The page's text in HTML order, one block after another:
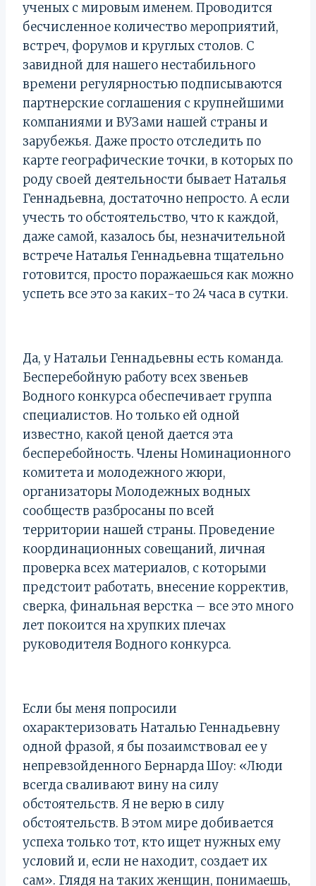
ученых с мировым именем. Проводится
бесчисленное количество мероприятий,
встреч, форумов и круглых столов. С
завидной для нашего нестабильного
времени регулярностью подписываются
партнерские соглашения с крупнейшими
компаниями и ВУЗами нашей страны и
зарубежья. Даже просто отследить по
карте географические точки, в которых по
роду своей деятельности бывает Наталья
Геннадьевна, достаточно непросто. А если
учесть то обстоятельство, что к каждой,
даже самой, казалось бы, незначительной
встрече Наталья Геннадьевна тщательно
готовится, просто поражаешься как можно
успеть все это за каких-то 24 часа в сутки.
Да, у Натальи Геннадьевны есть команда.
Бесперебойную работу всех звеньев
Водного конкурса обеспечивает группа
специалистов. Но только ей одной
известно, какой ценой дается эта
бесперебойность. Члены Номинационного
комитета и молодежного жюри,
организаторы Молодежных водных
сообществ разбросаны по всей
территории нашей страны. Проведение
координационных совещаний, личная
проверка всех материалов, с которыми
предстоит работать, внесение корректив,
сверка, финальная верстка – все это много
лет покоится на хрупких плечах
руководителя Водного конкурса.
Если бы меня попросили
охарактеризовать Наталью Геннадьевну
одной фразой, я бы позаимствовал ее у
непревзойденного Бернарда Шоу: «Люди
всегда сваливают вину на силу
обстоятельств. Я не верю в силу
обстоятельств. В этом мире добивается
успеха только тот, кто ищет нужных ему
условий и, если не находит, создает их
сам». Глядя на таких женщин, понимаешь,